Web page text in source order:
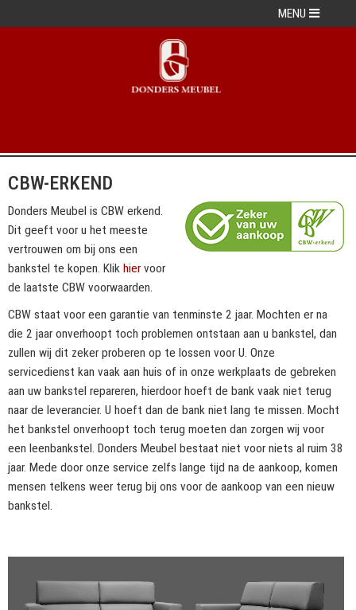
MENU
CBW-ERKEND
Donders Meubel is CBW erkend.
Dit geeft voor u het meeste
vertrouwen om bij ons een
bankstel te kopen. Klik hiervoor
de laatste CBW voorwaarden.
CBW staat voor een garantie van tenminste 2 jaar. Mochten er na
die 2 jaar onverhoopt toch problemen ontstaan aan u bankstel, dan
zullen wij dit zeker proberen op te lossen voor U. Onze
servicedienst kan vaak aan huis of in onze werkplaats de gebreken
aan uw bankstel repareren, hierdoor hoeft de bank vaak niet terug
naar de leverancier. U hoeft dan de bank niet lang te missen. Mocht
het bankstel onverhoopt toch terug moeten dan zorgen wij voor
een leenbankstel. Donders Meubel bestaat niet voor niets al ruim 38
jaar. Mede door onze service zelfs lange tijd na de aankoop, komen
mensen telkens weer terug bij ons voor de aankoop van een nieuw
bankstel.